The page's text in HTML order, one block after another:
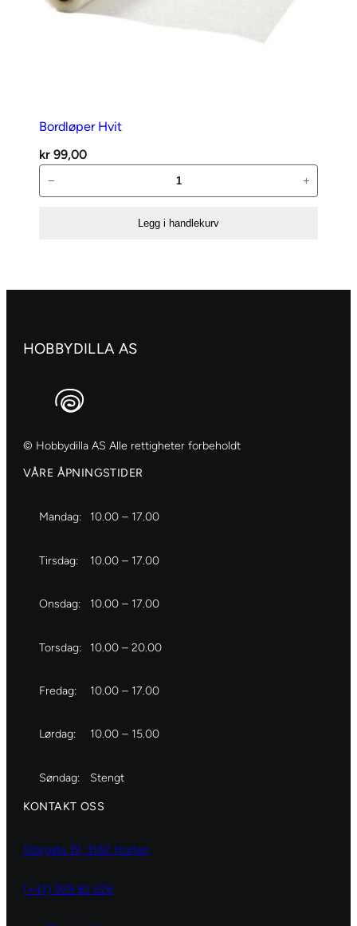
Bordløper Hvit
kr 99,00
Hvit
− +
Legg i handlekurv
HOBBYDILLA AS
© Hobbydilla AS Alle rettigheter forbeholdt
VÅRE ÅPNINGSTIDER
Mandag: 10.00 – 17.00
Tirsdag: 10.00 – 17.00
Onsdag: 10.00 – 17.00
Torsdag: 10.00 – 20.00
Fredag: 10.00 – 17.00
Lørdag: 10.00 – 15.00
Søndag: Stengt
KONTAKT OSS
Storgata 19, 3182 Horten
(+47) 929 82 626